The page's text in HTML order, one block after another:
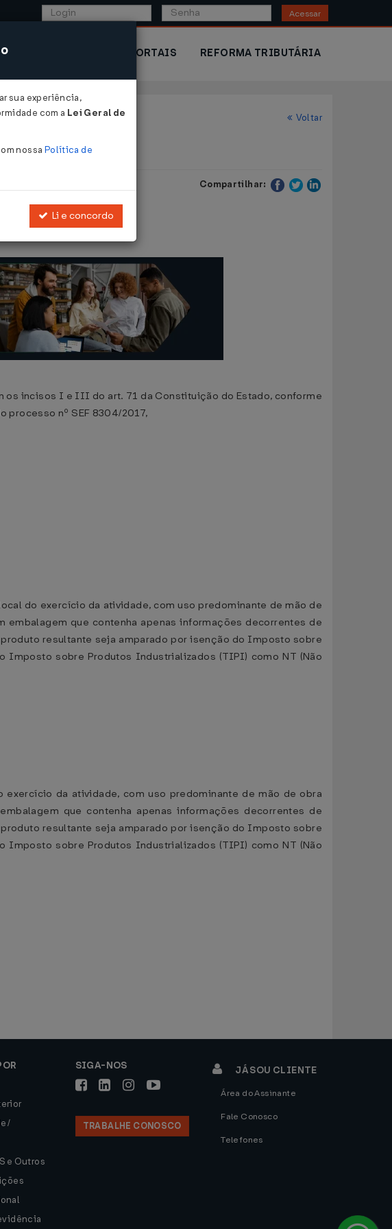
Acessar
EXTERIOR PORTAIS REFORMA TRIBUTÁRIA
Voltar
Compartilhar:
SC-01.
os incisos I e III do art. 71 da Constituição do Estado, conforme
processo nº SEF 8304/2017,
do exercício da atividade, com uso predominante de mão de
que contenha apenas informações decorrentes de
resultante seja amparado por isenção do Imposto sobre
sobre Produtos Industrializados (TIPI) como NT (Não
da atividade, com uso predominante de mão de obra
que contenha apenas informações decorrentes de
resultante seja amparado por isenção do Imposto sobre
sobre Produtos Industrializados (TIPI) como NT (Não
/
e Outros
SIGA-NOS
TRABALHE CONOSCO
JÁ SOU CLIENTE
Área do Assinante
Fale Conosco
Telefones
sua experiência,
com a Lei Geral de
nossa Política de
Li e concordo